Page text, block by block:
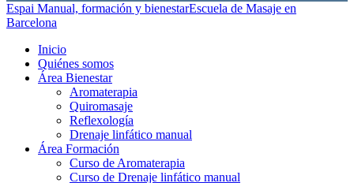
Espai Manual, formación y bienestarEscuela de Masaje en
Barcelona
Inicio
Quiénes somos
Área Bienestar
Aromaterapia
Quiromasaje
Reflexología
Drenaje linfático manual
Área Formación
Curso de Aromaterapia
Curso de Drenaje linfático manual